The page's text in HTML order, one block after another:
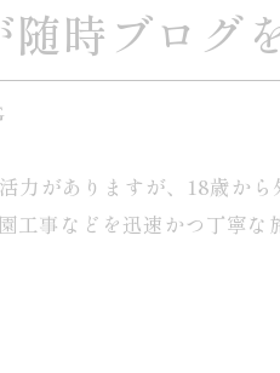
時ブログ
がありますが、18歳か
事などを迅速かつ丁寧